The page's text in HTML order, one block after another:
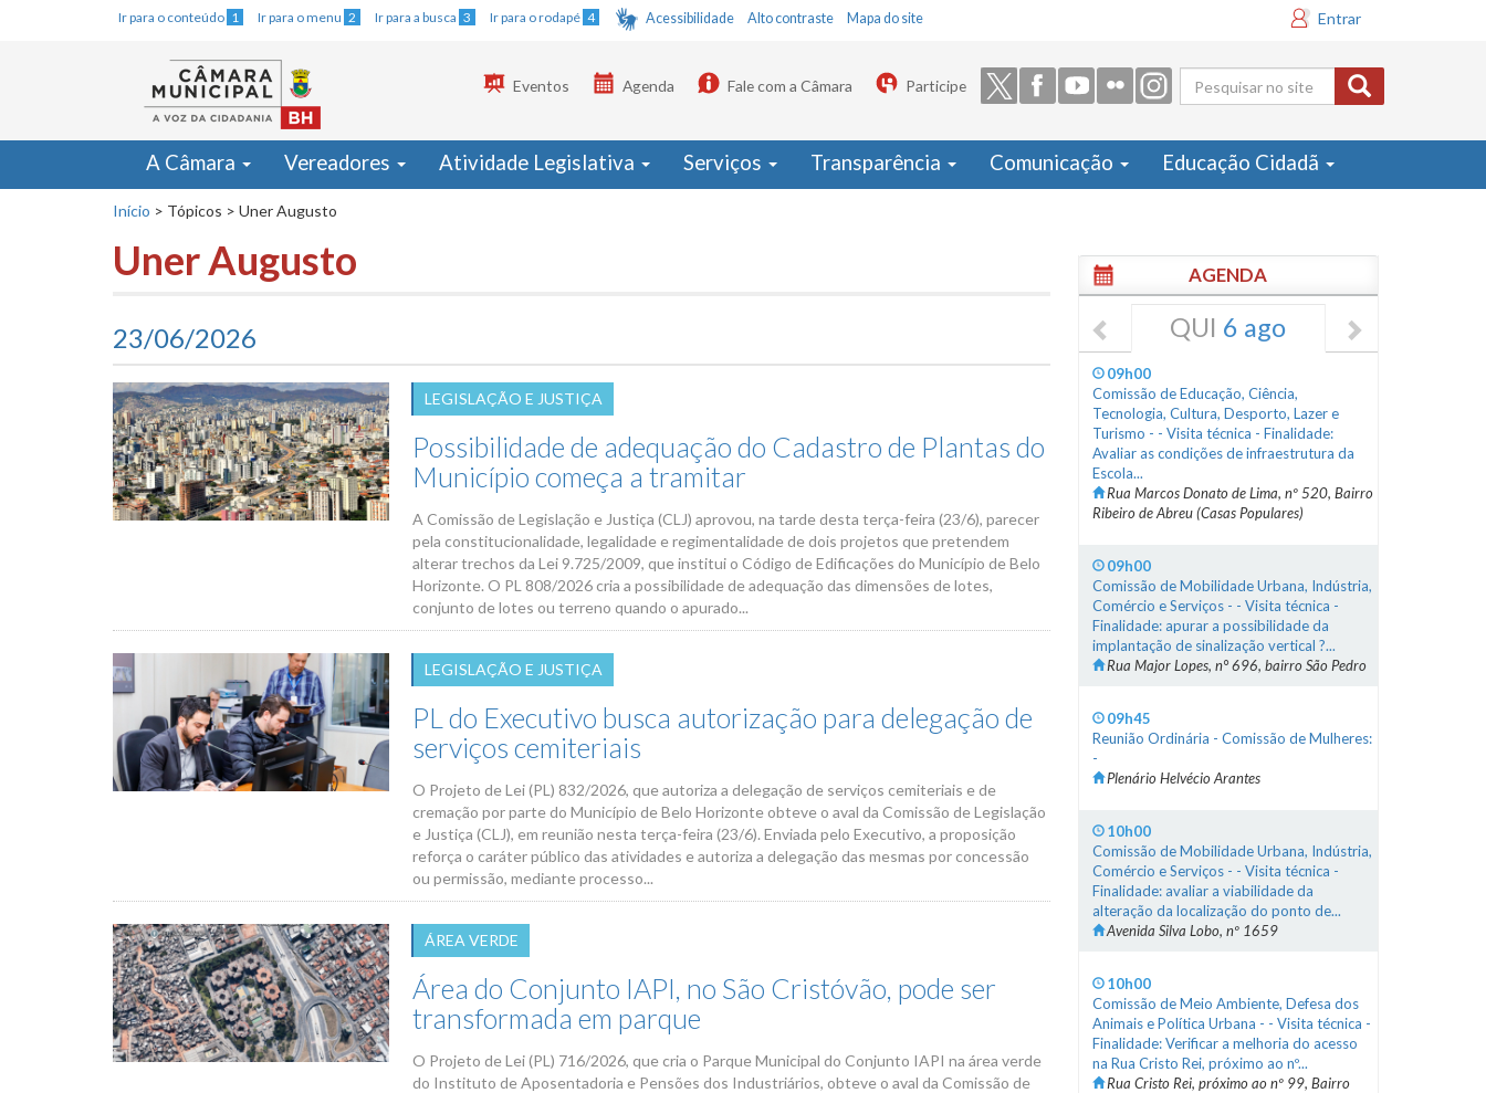
Ir para o conteúdo 1 Ir para o menu 2 Ir para a busca 3 Ir para o rodapé 4 Acessibilidade Alto contraste Mapa do site Entrar
Formulário
de busca
Eventos Agenda Fale com a Câmara Participe
A Câmara Vereadores Atividade Legislativa Serviços Transparência Comunicação Educação Cidadã
Início > Tópicos > Uner Augusto
Uner Augusto
23/06/2026
LEGISLAÇÃO E JUSTIÇA
Possibilidade de adequação do Cadastro de Plantas do
Município começa a tramitar
A Comissão de Legislação e Justiça (CLJ) aprovou, na tarde desta terça-feira (23/6), parecer
pela constitucionalidade, legalidade e regimentalidade de dois projetos que pretendem
alterar trechos da Lei 9.725/2009, que institui o Código de Edificações do Município de Belo
Horizonte. O PL 808/2026 cria a possibilidade de adequação das dimensões de lotes,
conjunto de lotes ou terreno quando o apurado...
LEGISLAÇÃO E JUSTIÇA
PL do Executivo busca autorização para delegação de
serviços cemiteriais
O Projeto de Lei (PL) 832/2026, que autoriza a delegação de serviços cemiteriais e de
cremação por parte do Município de Belo Horizonte obteve o aval da Comissão de Legislação
e Justiça (CLJ), em reunião nesta terça-feira (23/6). Enviada pelo Executivo, a proposição
reforça o caráter público das atividades e autoriza a delegação das mesmas por concessão
ou permissão, mediante processo...
ÁREA VERDE
Área do Conjunto IAPI, no São Cristóvão, pode ser
transformada em parque
O Projeto de Lei (PL) 716/2026, que cria o Parque Municipal do Conjunto IAPI na área verde
do Instituto de Aposentadoria e Pensões dos Industriários, obteve o aval da Comissão de
AGENDA
QUI 6 ago
09h00
Comissão de Educação, Ciência,
Tecnologia, Cultura, Desporto, Lazer e
Turismo - - Visita técnica - Finalidade:
Avaliar as condições de infraestrutura da
Escola...
Rua Marcos Donato de Lima, nº 520, Bairro
Ribeiro de Abreu (Casas Populares)
09h00
Comissão de Mobilidade Urbana, Indústria,
Comércio e Serviços - - Visita técnica -
Finalidade: apurar a possibilidade da
implantação de sinalização vertical ?...
Rua Major Lopes, n° 696, bairro São Pedro
09h45
Reunião Ordinária - Comissão de Mulheres:
-
Plenário Helvécio Arantes
10h00
Comissão de Mobilidade Urbana, Indústria,
Comércio e Serviços - - Visita técnica -
Finalidade: avaliar a viabilidade da
alteração da localização do ponto de...
Avenida Silva Lobo, nº 1659
10h00
Comissão de Meio Ambiente, Defesa dos
Animais e Política Urbana - - Visita técnica -
Finalidade: Verificar a melhoria do acesso
na Rua Cristo Rei, próximo ao nº...
Rua Cristo Rei, próximo ao nº 99, Bairro